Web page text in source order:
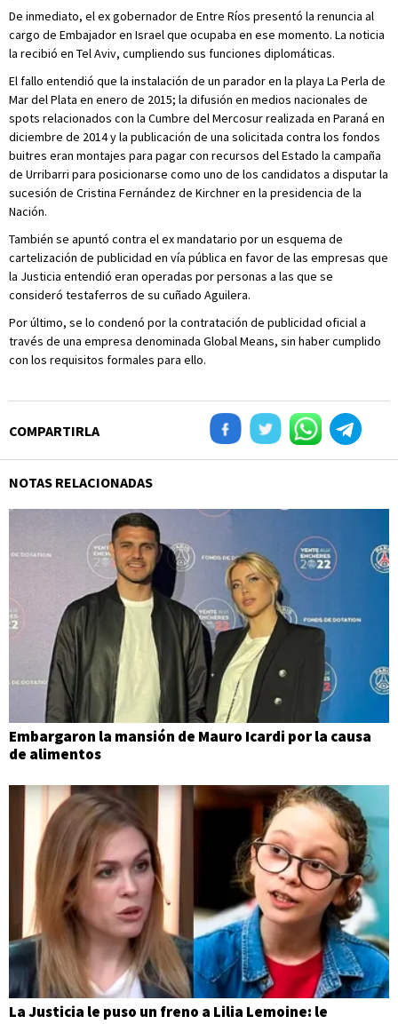
De inmediato, el ex gobernador de Entre Ríos presentó la renuncia al
cargo de Embajador en Israel que ocupaba en ese momento. La noticia
la recibió en Tel Aviv, cumpliendo sus funciones diplomáticas.
El fallo entendió que la instalación de un parador en la playa La Perla de
Mar del Plata en enero de 2015; la difusión en medios nacionales de
spots relacionados con la Cumbre del Mercosur realizada en Paraná en
diciembre de 2014 y la publicación de una solicitada contra los fondos
buitres eran montajes para pagar con recursos del Estado la campaña
de Urribarri para posicionarse como uno de los candidatos a disputar la
sucesión de Cristina Fernández de Kirchner en la presidencia de la
Nación.
También se apuntó contra el ex mandatario por un esquema de
cartelización de publicidad en vía pública en favor de las empresas que
la Justicia entendió eran operadas por personas a las que se
consideró testaferros de su cuñado Aguilera.
Por último, se lo condenó por la contratación de publicidad oficial a
través de una empresa denominada Global Means, sin haber cumplido
con los requisitos formales para ello.
COMPARTIRLA
NOTAS RELACIONADAS
Embargaron la mansión de Mauro Icardi por la causa
de alimentos
La Justicia le puso un freno a Lilia Lemoine: le